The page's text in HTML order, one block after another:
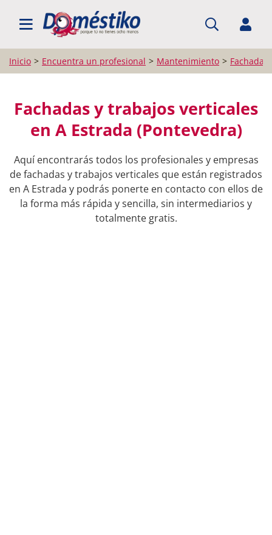
BUSCAR PROFESIONALES
Inicio Encuentra un profesional Mantenimiento
Fachadas y trabajos verticales
en A Estrada (Pontevedra)
Aquí encontrarás todos los profesionales y empresas
de fachadas y trabajos verticales que están registrados
en A Estrada y podrás ponerte en contacto con ellos de
la forma más rápida y sencilla, sin intermediarios y
totalmente gratis.